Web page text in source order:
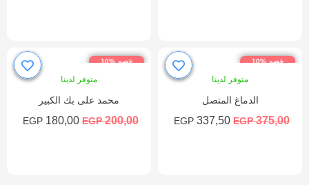
خصم %10
متوفر لدينا
الدماغ المتصل
375,00
EGP
337,50
EGP
خصم %10
متوفر لدينا
محمد على بك الكبير
200,00
EGP
180,00
EGP